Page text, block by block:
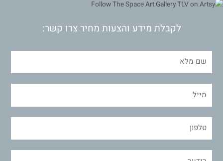
לקבלת מידע והצעות מחיר צרו קשר: